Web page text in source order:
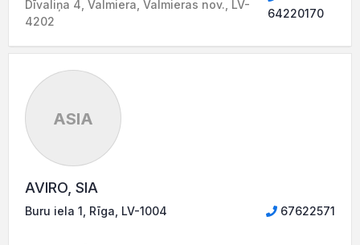
Dīvaliņa 4, Valmiera, Valmieras nov., LV-
4202
64220170
ASIA
AVIRO, SIA
Buru iela 1, Rīga, LV-1004 67622571